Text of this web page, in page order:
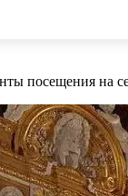
посещения на